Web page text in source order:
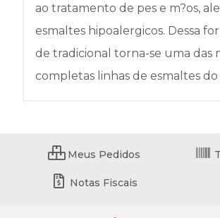
ao tratamento de pes e m?os,
esmaltes hipoalergicos. Dessa
de tradicional torna-se uma das
completas linhas de esmaltes do
Meus Pedidos
Notas Fiscais